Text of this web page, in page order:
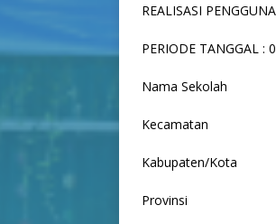
REALISASI
PERIODE TANGGAL :
Nama Sekolah :
Kecamatan :
Kabupaten/Kota :
Provinsi :